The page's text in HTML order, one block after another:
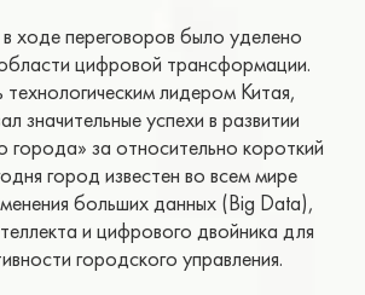
ходе переговоров было уделено
цифровой трансформации.
лидером Китая,
значительные успехи в развитии
города» за относительно короткий
город известен во всем мире
больших данных (Big Data),
и цифрового двойника для
городского управления.